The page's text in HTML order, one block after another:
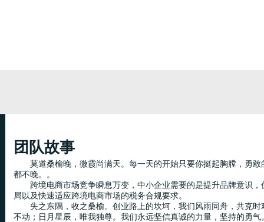
团队故事
莫道桑榆晚，微霞尚满天。每一天的开始只要你挺起胸膛，勇
都不晚。。
跨境电商市场竞争瞬息万变，中小企业需要的是提升品牌意识
局以及快速适应跨境电商市场的税务合规要求。
失之东隅，收之桑榆。创业路上的坎坷，我们风雨同舟，共克
不动；日月星辰，唯我独尊。我们永远坚信真诚的力量，坚持的勇气